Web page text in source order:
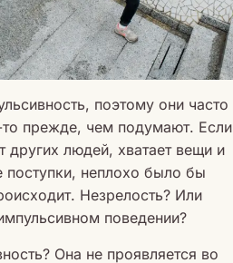
поэтому они часто
то прежде, чем подумают. Если
других людей, хватает вещи и
поступки, неплохо было бы
Незрелость? Или
поведении?
Она не проявляется во